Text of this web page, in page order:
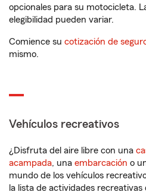
opcionales para su motocicleta.
elegibilidad pueden variar.
Comience su cotización de
mismo.
Vehículos recreativos
¿Disfruta del aire libre con una
acampada, una embarcación o
mundo de los vehículos
la lista de actividades